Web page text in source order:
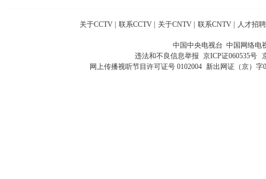
关于CCTV 联系CCTV 关于CNTV 联系CNTV 人才招聘
中国中央电视台 中国网络电
违法和不良信息举报 京ICP证060535号
网上传播视听节目许可证号 0102004 新出网证（京）